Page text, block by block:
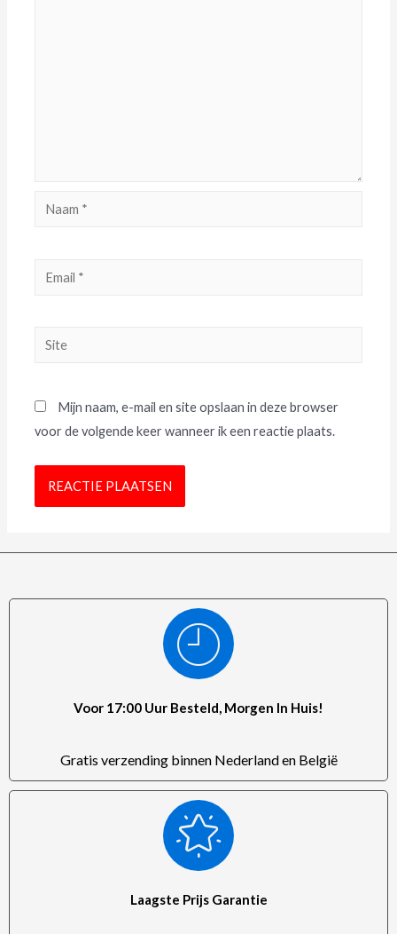
Mijn naam, e-mail en site opslaan in deze browser
voor de volgende keer wanneer ik een reactie plaats.
Voor 17:00 Uur Besteld, Morgen In Huis!
Gratis verzending binnen Nederland en België
Laagste Prijs Garantie